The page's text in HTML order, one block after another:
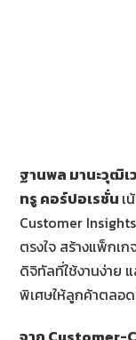
ฐานพล มานะวุฒิเ
ทรู คอร์ปอเรชั่น เ
Customer
ตรงใจ สร้างแพ็กเ
ดิจิทัลที่ใช้งานง่าย
พิเศษให้ลูกค้าตลอ